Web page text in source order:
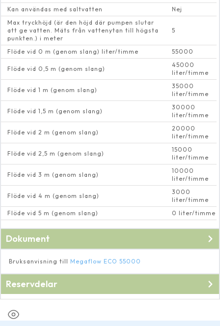
Kan användas med saltvatten
Nej
Max tryckhöjd (är den höjd där pumpen slutar
att ge vatten. Mäts från vattenytan till högsta
punkten.) i meter
5
Flöde vid 0 m (genom slang) liter/timme 55000
Flöde vid 0,5 m (genom slang)
45000
liter/timme
Flöde vid 1 m (genom slang)
35000
liter/timme
Flöde vid 1,5 m (genom slang)
30000
liter/timme
Flöde vid 2 m (genom slang)
20000
liter/timme
Flöde vid 2,5 m (genom slang)
15000
liter/timme
Flöde vid 3 m (genom slang)
10000
liter/timme
Flöde vid 4 m (genom slang)
3000
liter/timme
Flöde vid 5 m (genom slang)
0 liter/timme
Dokument
Bruksanvisning till Megaflow ECO 55000
Reservdelar